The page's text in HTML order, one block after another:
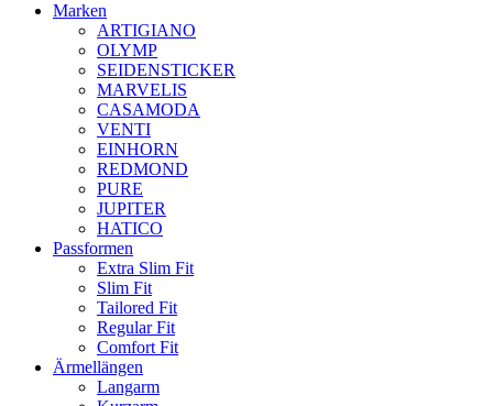
Marken
ARTIGIANO
OLYMP
SEIDENSTICKER
MARVELIS
CASAMODA
VENTI
EINHORN
REDMOND
PURE
JUPITER
HATICO
Passformen
Extra Slim Fit
Slim Fit
Tailored Fit
Regular Fit
Comfort Fit
Ärmellängen
Langarm